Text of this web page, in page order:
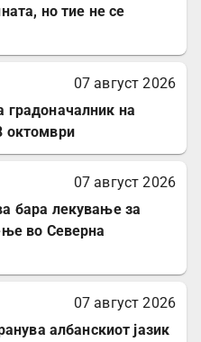
но тие не се
07 август 2026
градоначалник на
октомври
07 август 2026
бара лекување за
во Северна
07 август 2026
албанскиот јазик